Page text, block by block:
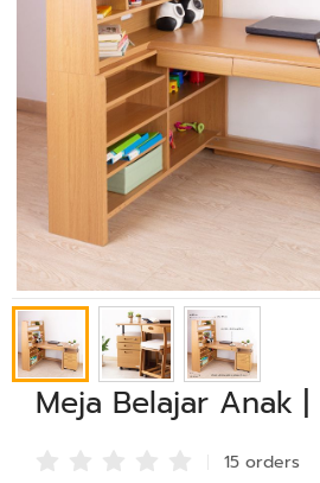
Meja Belajar Anak
15 orders